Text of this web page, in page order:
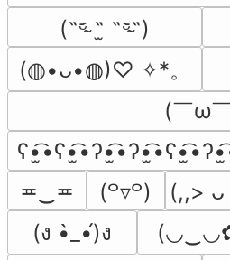
(˵ᵕ̴᷄ ˶̫ ˶ᵕ̴᷅˵)
(◍•ᴗ•◍)♡ ✧*。
(￣ω
≖‿≖
(꒪▿꒪) (,,> ᴗ
(ง •̀_•́)ง